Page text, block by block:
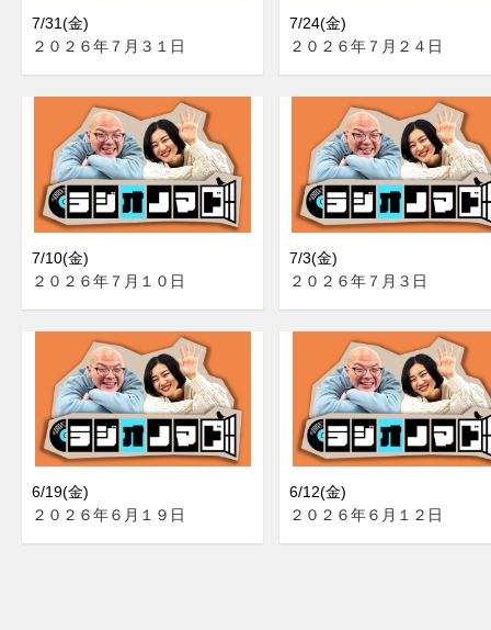
7/31(金)
２０２６年７月３１日
7/24(金)
２０２６年７月２４日
7/10(金)
２０２６年７月１０日
7/3(金)
２０２６年７月３日
6/19(金)
２０２６年６月１９日
6/12(金)
２０２６年６月１２日